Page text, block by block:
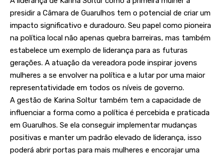
presidir a Câmara de Guarulhos tem o potencial de criar um
impacto significativo e duradouro. Seu papel como pioneira
na política local não apenas quebra barreiras, mas também
estabelece um exemplo de liderança para as futuras
gerações. A atuação da vereadora pode inspirar jovens
mulheres a se envolver na política e a lutar por uma maior
representatividade em todos os níveis de governo.
A gestão de Karina Soltur também tem a capacidade de
influenciar a forma como a política é percebida e praticada
em Guarulhos. Se ela conseguir implementar mudanças
positivas e manter um padrão elevado de liderança, isso
poderá abrir portas para mais mulheres e encorajar uma